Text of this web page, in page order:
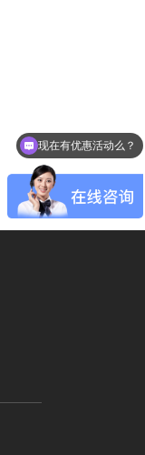
现在有优惠活动么？